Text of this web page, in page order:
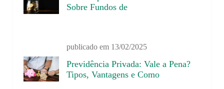
Sobre Fundos de
Previdência Privada: Vale a Pena?
Tipos, Vantagens e Como
publicado em 13/02/2025